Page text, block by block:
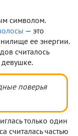
символом.
— это
ее энергии.
считалось
девушке.
поверья
только один
считалась частью